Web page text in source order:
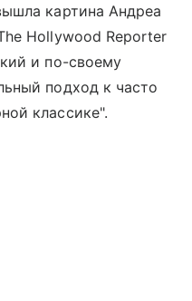
картина Андреа
Hollywood Reporter
и по-своему
подход к часто
классике".